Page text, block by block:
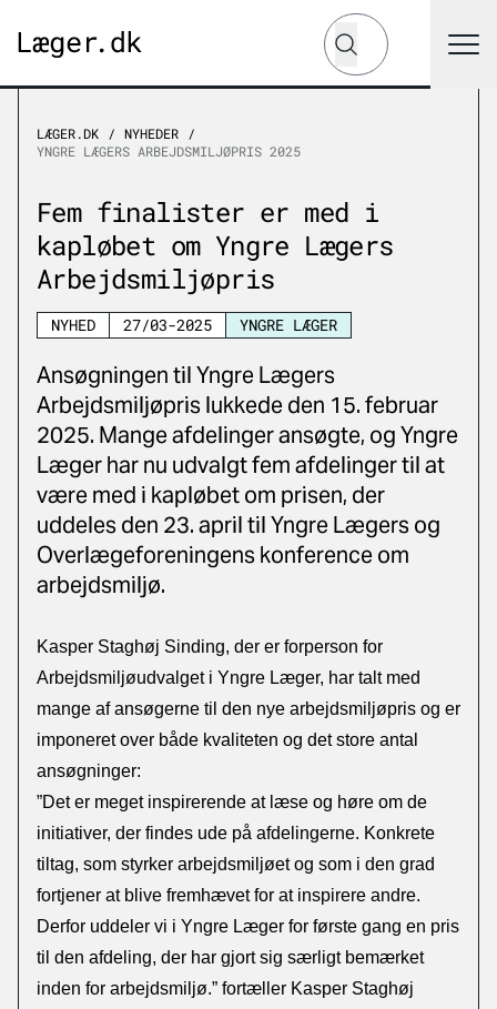
Hvad leder du efter?
Søg
LÆGER.DK
NYHEDER
YNGRE LÆGERS ARBEJDSMILJØPRIS 2025
Fem finalister er med i
kapløbet om Yngre Lægers
Arbejdsmiljøpris
NYHED 27/03-2025 YNGRE LÆGER
Ansøgningen til Yngre Lægers
Arbejdsmiljøpris lukkede den 15. februar
2025. Mange afdelinger ansøgte, og Yngre
Læger har nu udvalgt fem afdelinger til at
være med i kapløbet om prisen, der
uddeles den 23. april til Yngre Lægers og
Overlægeforeningens konference om
arbejdsmiljø.
Kasper Staghøj Sinding, der er forperson for
Arbejdsmiljøudvalget i Yngre Læger, har talt med
mange af ansøgerne til den nye arbejdsmiljøpris og er
imponeret over både kvaliteten og det store antal
ansøgninger:
”Det er meget inspirerende at læse og høre om de
initiativer, der findes ude på afdelingerne. Konkrete
tiltag, som styrker arbejdsmiljøet og som i den grad
fortjener at blive fremhævet for at inspirere andre.
Derfor uddeler vi i Yngre Læger for første gang en pris
til den afdeling, der har gjort sig særligt bemærket
inden for arbejdsmiljø.” fortæller Kasper Staghøj